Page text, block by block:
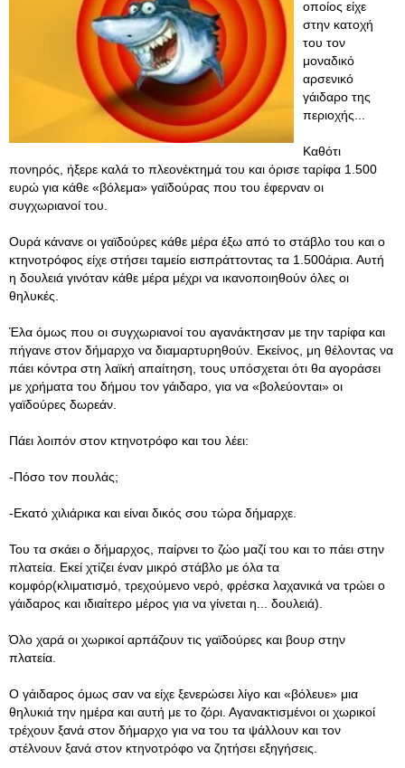
οποίος είχε
στην κατοχή
του τον
μοναδικό
αρσενικό
γάιδαρο της
περιοχής...
Καθότι
πονηρός, ήξερε καλά το πλεονέκτημά του και όρισε ταρίφα 1.500
ευρώ για κάθε «βόλεμα» γαϊδούρας που του έφερναν οι
συγχωριανοί του.
Ουρά κάνανε οι γαϊδούρες κάθε μέρα έξω από το στάβλο του και ο
κτηνοτρόφος είχε στήσει ταμείο εισπράττοντας τα 1.500άρια. Αυτή
η δουλειά γινόταν κάθε μέρα μέχρι να ικανοποιηθούν όλες οι
θηλυκές.
Έλα όμως που οι συγχωριανοί του αγανάκτησαν με την ταρίφα και
πήγανε στον δήμαρχο να διαμαρτυρηθούν. Εκείνος, μη θέλοντας να
πάει κόντρα στη λαϊκή απαίτηση, τους υπόσχεται ότι θα αγοράσει
με χρήματα του δήμου τον γάιδαρο, για να «βολεύονται» οι
γαϊδούρες δωρεάν.
Πάει λοιπόν στον κτηνοτρόφο και του λέει:
-Πόσο τον πουλάς;
-Εκατό χιλιάρικα και είναι δικός σου τώρα δήμαρχε.
Του τα σκάει ο δήμαρχος, παίρνει το ζώο μαζί του και το πάει στην
πλατεία. Εκεί χτίζει έναν μικρό στάβλο με όλα τα
κομφόρ(κλιματισμό, τρεχούμενο νερό, φρέσκα λαχανικά να τρώει ο
γάιδαρος και ιδιαίτερο μέρος για να γίνεται η... δουλειά).
Όλο χαρά οι χωρικοί αρπάζουν τις γαϊδούρες και βουρ στην
πλατεία.
Ο γάιδαρος όμως σαν να είχε ξενερώσει λίγο και «βόλευε» μια
θηλυκιά την ημέρα και αυτή με το ζόρι. Αγανακτισμένοι οι χωρικοί
τρέχουν ξανά στον δήμαρχο για να του τα ψάλλουν και τον
στέλνουν ξανά στον κτηνοτρόφο να ζητήσει εξηγήσεις.